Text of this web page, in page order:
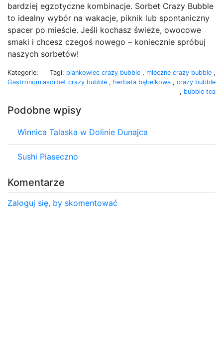
bardziej egzotyczne kombinacje. Sorbet Crazy Bubble
to idealny wybór na wakacje, piknik lub spontaniczny
spacer po mieście. Jeśli kochasz świeże, owocowe
smaki i chcesz czegoś nowego – koniecznie spróbuj
naszych sorbetów!
Kategorie:
Gastronomia
Tagi: piankowiec crazy bubble , mleczne crazy bubble ,
sorbet crazy bubble , herbata bąbelkowa , crazy bubble
, bubble tea
Podobne wpisy
Winnica Talaska w Dolinie Dunajca
Sushi Piaseczno
Komentarze
Zaloguj się, by skomentować